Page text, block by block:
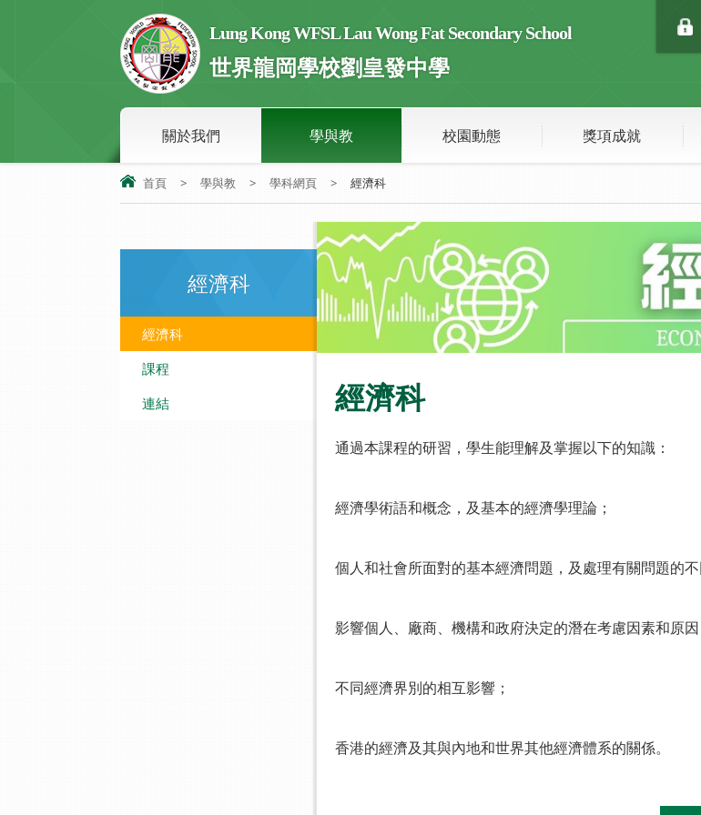
Lung Kong WFSL Lau Wong Fat Secondary School
世界龍岡學校劉皇發中學
關於我們 學與教 校園動態 獎項成就
首頁 > 學與教 > 學科網頁 > 經濟科
經濟科
經濟科
課程
連結
經濟科
通過本課程的研習，學生能理解及掌握以下的知識：
經濟學術語和概念，及基本的經濟學理論；
個人和社會所面對的基本經濟問題，及處理有關問題的不
影響個人、廠商、機構和政府決定的潛在考慮因素和原因
不同經濟界別的相互影響；
香港的經濟及其與內地和世界其他經濟體系的關係。